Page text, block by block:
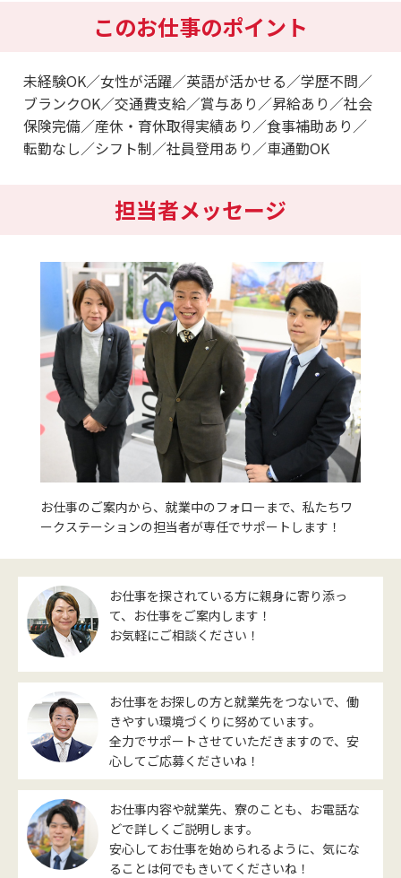
このお仕事のポイント
未経験OK／女性が活躍／英語が活かせる／学歴不問／
ブランクOK／交通費支給／賞与あり／昇給あり／社会
保険完備／産休・育休取得実績あり／食事補助あり／
転勤なし／シフト制／社員登用あり／車通勤OK
担当者メッセージ
お仕事のご案内から、就業中のフォローまで、私たちワ
ークステーションの担当者が専任でサポートします！
お仕事を探されている方に親身に寄り添っ
て、お仕事をご案内します！
お気軽にご相談ください！
お仕事をお探しの方と就業先をつないで、働
きやすい環境づくりに努めています。
全力でサポートさせていただきますので、安
心してご応募くださいね！
お仕事内容や就業先、寮のことも、お電話な
どで詳しくご説明します。
安心してお仕事を始められるように、気にな
ることは何でもきいてくださいね！